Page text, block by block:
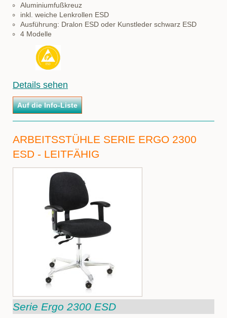
Aluminiumfußkreuz
inkl. weiche Lenkrollen ESD
Ausführung: Dralon ESD oder Kunstleder schwarz ESD
4 Modelle
Details sehen
ARBEITSSTÜHLE SERIE ERGO 2300
ESD - LEITFÄHIG
Serie Ergo 2300 ESD